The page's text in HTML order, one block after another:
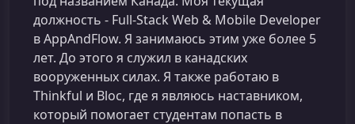
должность - Full-Stack Web & Mobile Developer
в AppAndFlow. Я занимаюсь этим уже более 5
лет. До этого я служил в канадских
вооруженных силах. Я также работаю в
Thinkful и Bloc, где я являюсь наставником,
который помогает студентам попасть в